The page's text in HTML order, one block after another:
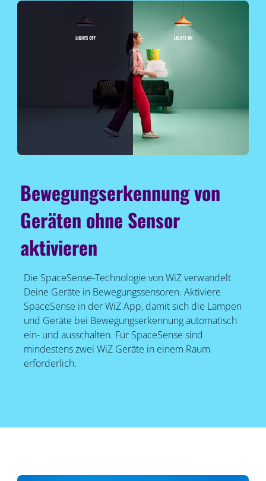
Bewegungserkennung von
Geräten ohne Sensor
aktivieren
Die SpaceSense-Technologie von WiZ verwandelt
Deine Geräte in Bewegungssensoren. Aktiviere
SpaceSense in der WiZ App, damit sich die Lampen
und Geräte bei Bewegungserkennung automatisch
ein- und ausschalten. Für SpaceSense sind
mindestens zwei WiZ Geräte in einem Raum
erforderlich.